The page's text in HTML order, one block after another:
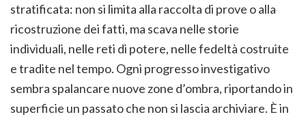
stratificata: non si limita alla raccolta di prove o alla
ricostruzione dei fatti, ma scava nelle storie
individuali, nelle reti di potere, nelle fedeltà costruite
e tradite nel tempo. Ogni progresso investigativo
sembra spalancare nuove zone d’ombra, riportando in
superficie un passato che non si lascia archiviare. È in